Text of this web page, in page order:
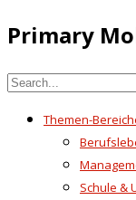
Primary
Themen-
Schule &